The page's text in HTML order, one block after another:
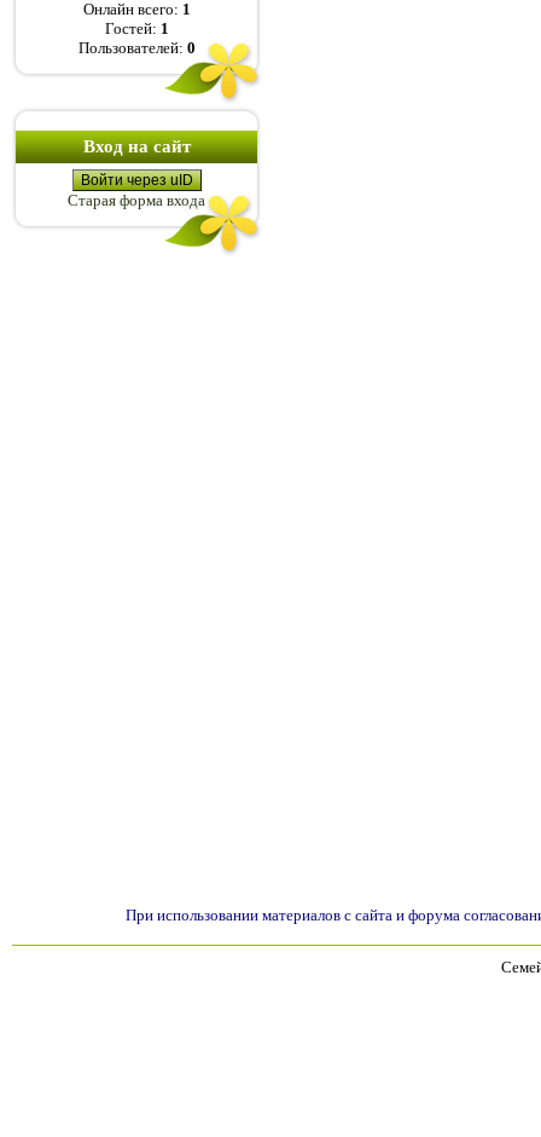
Онлайн всего: 1
Гостей: 1
Пользователей: 0
Вход на сайт
Войти через uID
Старая форма входа
При использовании материалов с сайта и форума